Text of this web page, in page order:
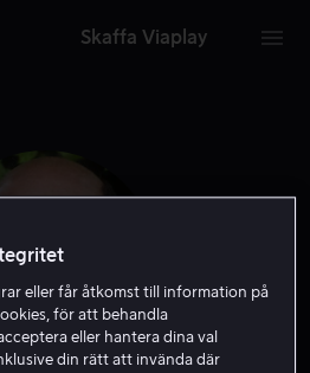
Skaffa Viaplay
eller får åtkomst till information på
för att behandla
eller hantera dina val
din rätt att invända där